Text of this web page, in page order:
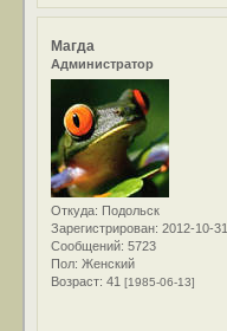
Магда
Администратор
Откуда: Подольск
Зарегистрирован: 2012-10-31
Сообщений: 5723
Пол: Женский
Возраст: 41[1985-06-13]